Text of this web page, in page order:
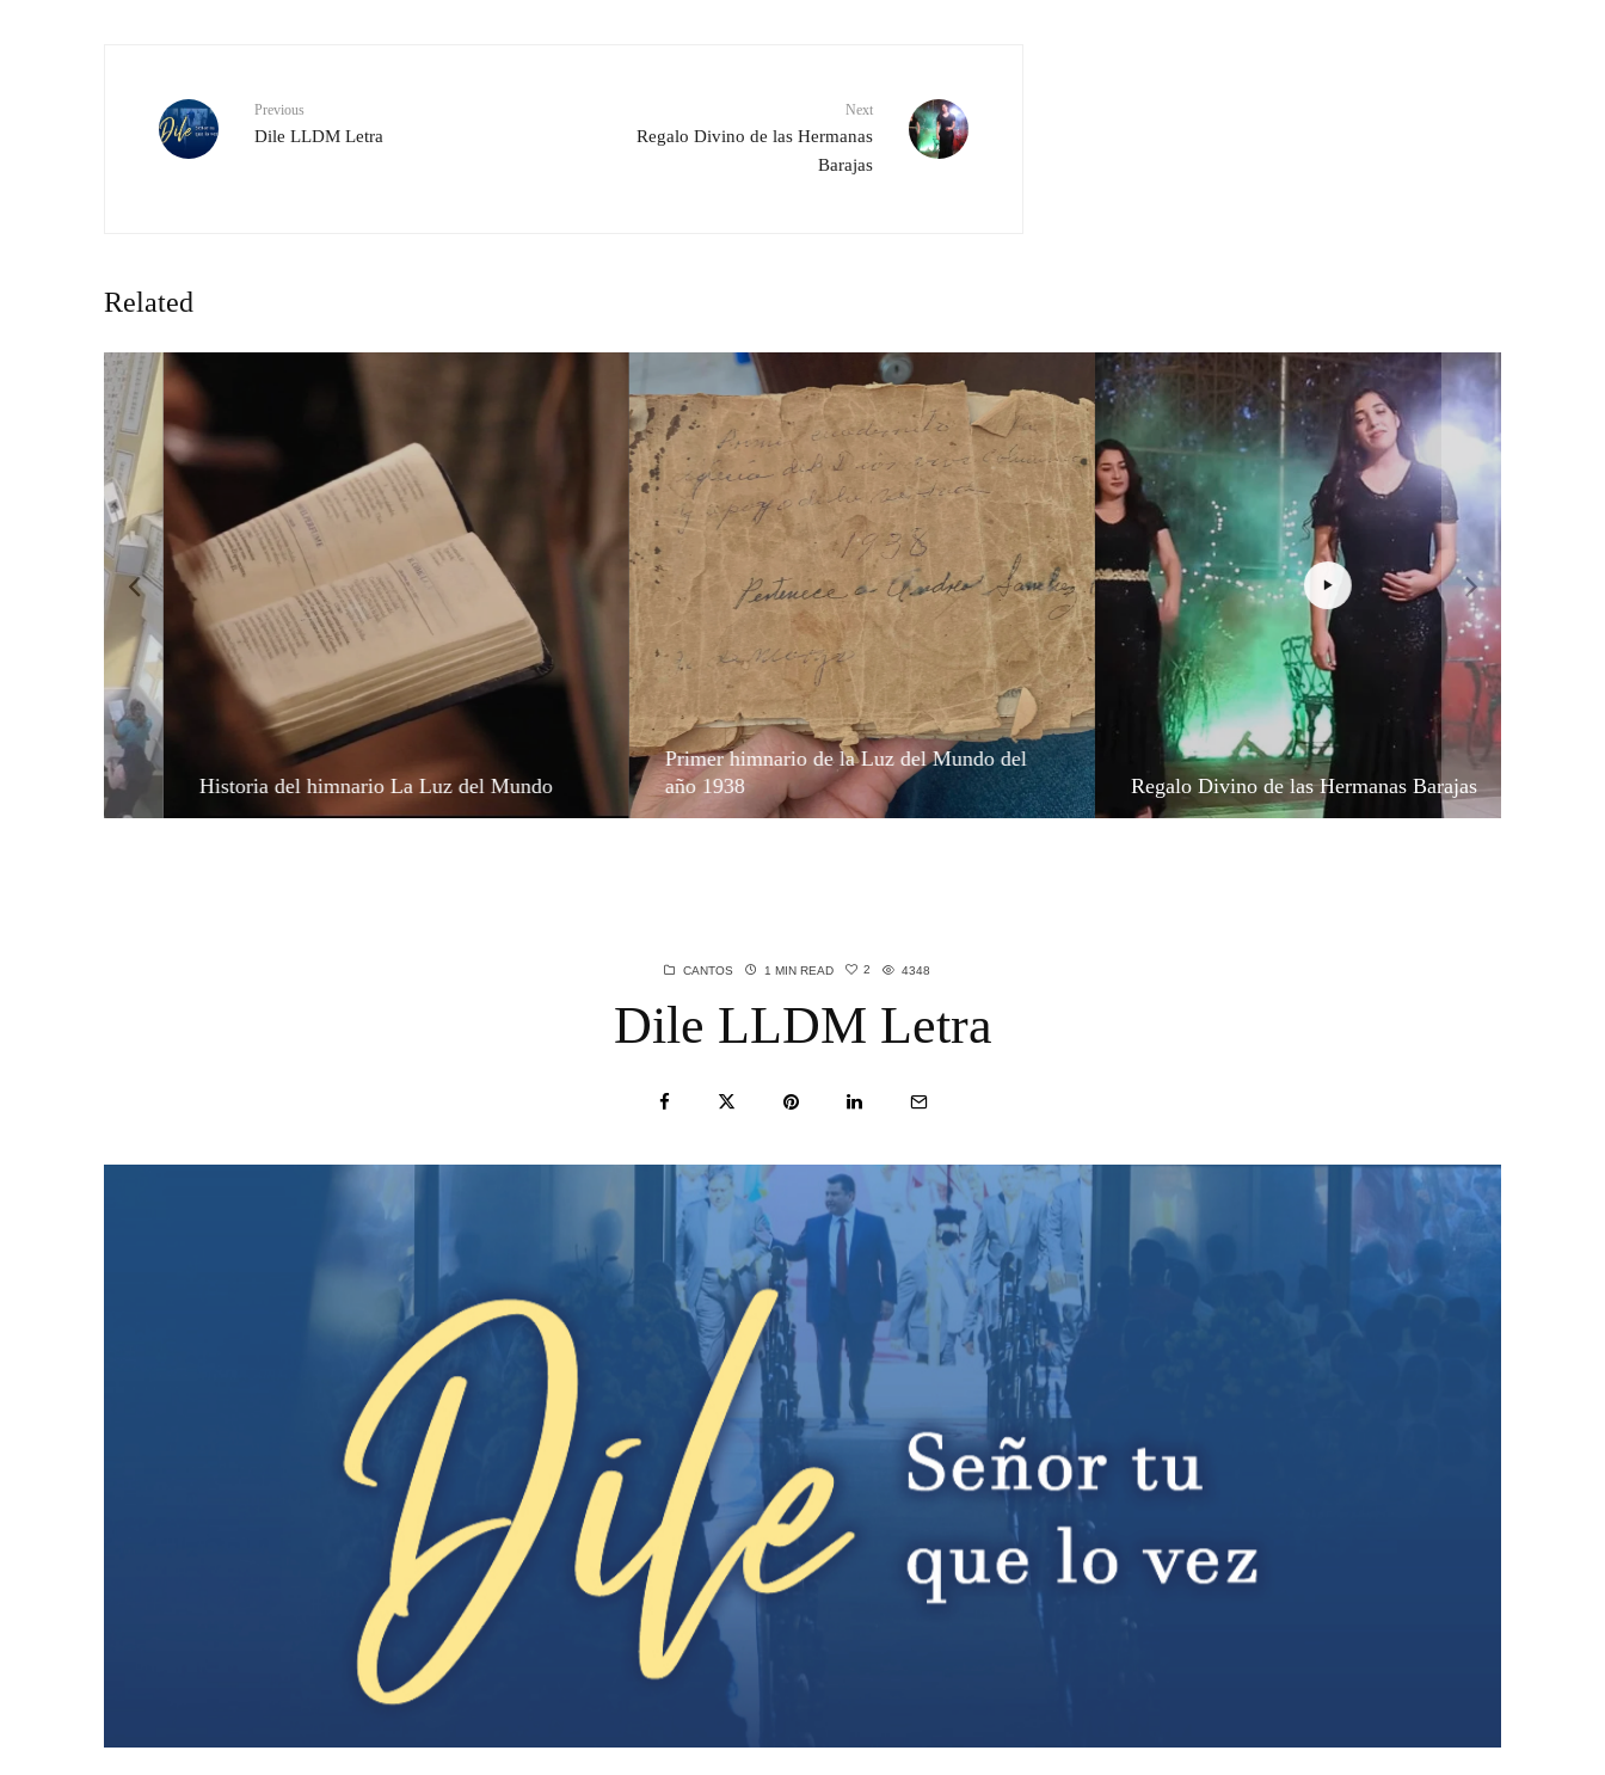
Previous
Dile LLDM Letra
Next
Regalo Divino de las Hermanas
Barajas
Related
El valles de los huesos secos
himnario La Luz del Mundo
Primer himnario de la Luz del Mundo del
año 1938
Regalo Divino de las Hermanas Barajas
CANTOS 1 MIN READ 2 4348
Dile LLDM Letra